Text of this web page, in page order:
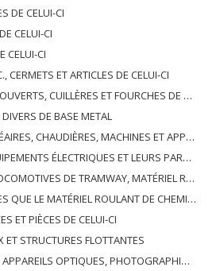
DE CELUI-CI
CELUI-CI
CELUI-CI
CERMETS ET ARTICLES DE CELUI-CI
FOURCHES DE MÉTAUX DE BASE; PARTIES DE CELLES-CI, EN METAL DE BASE
DE BASE METAL
MACHINES ET APPAREILS MÉCANIQUES; PARTIES DE CELLES-CI
SONORES; APPAREILS D'ENREGISTREMENT OU DE REPRODUCTION DES IMAGES ET DU SON EN TÉLÉVISION, PIÈCES ET ACCESSOIRES DE TELS ARTICLES
DE CHEMIN DE FER OU DE TRAMWAY ET RACCORDS ET PIÈCES DE CELLES-CI; ÉQUIPEMENT DE SIGNALISATION DE TRAFIC MÉCANIQUE (Y COMPRIS ÉLECTRO-MÉCANIQUE) DE TOUS TYPES
DE CHEMIN DE FER OU DE TRAMWAY, ET LEURS PIÈCES ET ACCESSOIRES
ET PIÈCES DE CELUI-CI
ET STRUCTURES FLOTTANTES
CINÉMATOGRAPHIQUES, DE MESURE, DE CONTRÔLE, DE MÉDECINE OU DE CHIRURGIE; PIÈCES ET ACCESSOIRES